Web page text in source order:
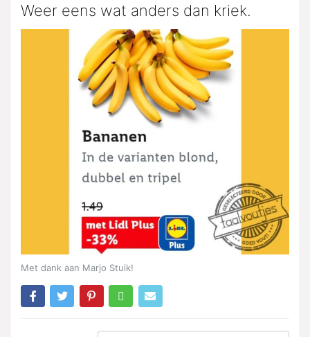
Weer eens wat anders dan kriek.
Met dank aan Marjo Stuik!